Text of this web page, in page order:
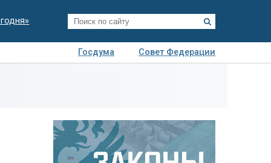
Госдума
Совет Федерации